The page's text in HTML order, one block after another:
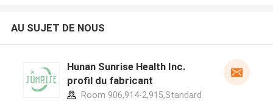
AU SUJET DE NOUS
Hunan Sunrise Health Inc.
profil du fabricant
Room 906,914-2,915,Standard